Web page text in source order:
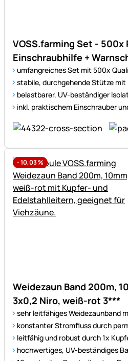
VOSS.farming Set - 500x
Einschraubhilfe +
umfangreiches Set mit 500x
stabile, durchgehende Stütze mit
belastbarer, UV-beständiger
inkl. praktischem Einschrauber
-10,03%
Weidezaun Band 200m,
3x0,2 Niro, weiß-rot 3***
sehr leitfähiges Weidezaunband
konstanter Stromfluss durch
leitfähig und robust durch 1x
hochwertiges, UV-beständiges